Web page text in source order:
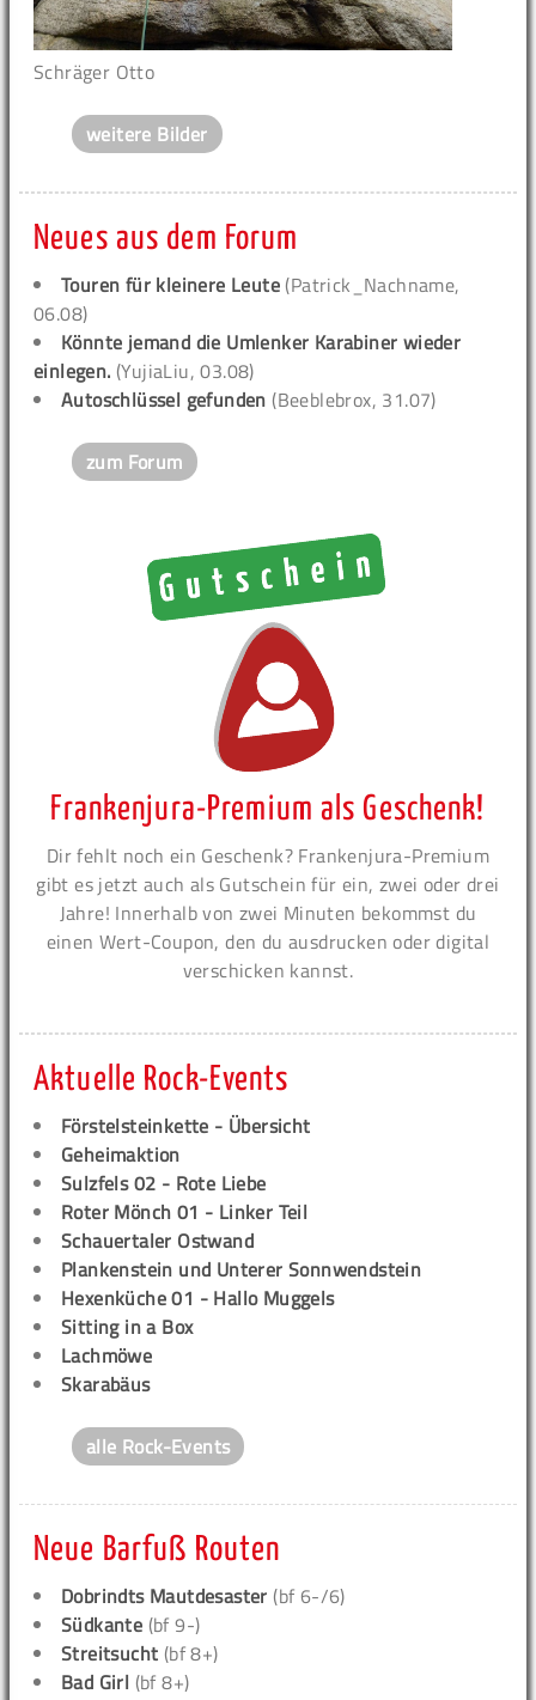
Schräger Otto
weitere Bilder
Neues aus dem Forum
Touren für kleinere Leute (Patrick_Nachname,
06.08)
Könnte jemand die Umlenker Karabiner wieder
einlegen. (YujiaLiu, 03.08)
Autoschlüssel gefunden (Beeblebrox, 31.07)
zum Forum
Frankenjura-Premium als Geschenk!
Dir fehlt noch ein Geschenk? Frankenjura-Premium
gibt es jetzt auch als Gutschein für ein, zwei oder drei
Jahre! Innerhalb von zwei Minuten bekommst du
einen Wert-Coupon, den du ausdrucken oder digital
verschicken kannst.
Aktuelle Rock-Events
Förstelsteinkette - Übersicht
Geheimaktion
Sulzfels 02 - Rote Liebe
Roter Mönch 01 - Linker Teil
Schauertaler Ostwand
Plankenstein und Unterer Sonnwendstein
Hexenküche 01 - Hallo Muggels
Sitting in a Box
Lachmöwe
Skarabäus
alle Rock-Events
Neue Barfuß Routen
Dobrindts Mautdesaster (bf 6-/6)
Südkante (bf 9-)
Streitsucht (bf 8+)
Bad Girl (bf 8+)